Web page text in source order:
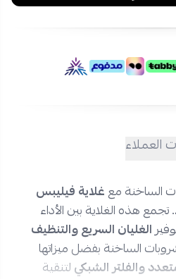
فيليبس مزودة بلفافكابل
مريح.
اكتشف غلاية ماء فيليبس 1.7 لتر 2200 واط، واستمتع بسهولة
المشروبات الساخنة بسرعة.
العملاء
الساخنة معغلاية فيليبس
. تجمع هذه الغلاية بين الأداء
الغليان السريع والتنظيف
الساخنة بفضل ميزاتها
والفلتر الشبكيلتنقية